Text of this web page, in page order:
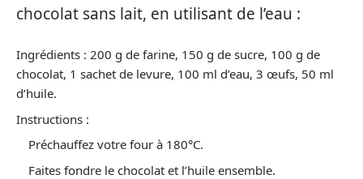
chocolat sans lait, en utilisant de l’eau :
Ingrédients : 200 g de farine, 150 g de sucre, 100 g de
chocolat, 1 sachet de levure, 100 ml d’eau, 3 œufs, 50 ml
d’huile.
Instructions :
Préchauffez votre four à 180°C.
Faites fondre le chocolat et l’huile ensemble.